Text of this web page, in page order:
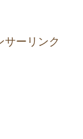
サーリンク